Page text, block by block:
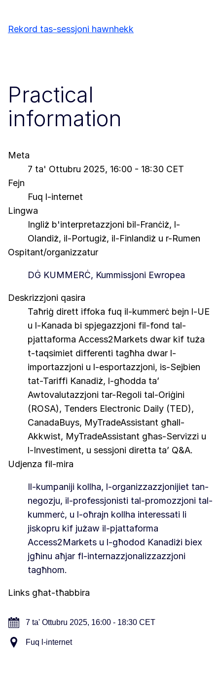
Rekord tas-sessjoni hawnhekk
Practical
information
Meta
7 ta' Ottubru 2025, 16:00 - 18:30 CET
Fejn
Fuq l-internet
Lingwa
Ingliż b'interpretazzjoni bil-Franċiż, l-
Olandiż, il-Portugiż, il-Finlandiż u r-Rumen
Ospitant/organizzatur
DĠ KUMMERĊ, Kummissjoni Ewropea
Deskrizzjoni qasira
Taħriġ dirett iffoka fuq il-kummerċ bejn l-UE
u l-Kanada bi spjegazzjoni fil-fond tal-
pjattaforma Access2Markets dwar kif tuża
t-taqsimiet differenti tagħha dwar l-
importazzjoni u l-esportazzjoni, is-Sejbien
tat-Tariffi Kanadiż, l-għodda ta’
Awtovalutazzjoni tar-Regoli tal-Oriġini
(ROSA), Tenders Electronic Daily (TED),
CanadaBuys, MyTradeAssistant għall-
Akkwist, MyTradeAssistant għas-Servizzi u
l-Investiment, u sessjoni diretta ta’ Q&A.
Udjenza fil-mira
Il-kumpaniji kollha, l-organizzazzjonijiet tan-
negozju, il-professjonisti tal-promozzjoni tal-
kummerċ, u l-oħrajn kollha interessati li
jiskopru kif jużaw il-pjattaforma
Access2Markets u l-għodod Kanadiżi biex
jgħinu aħjar fl-internazzjonalizzazzjoni
tagħhom.
Links għat-tħabbira
7 ta' Ottubru 2025, 16:00 - 18:30 CET
Fuq l-internet